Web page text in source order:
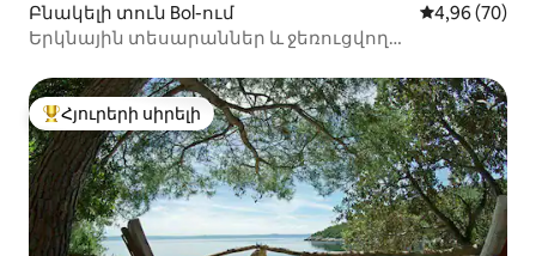
Բնակելի տուն Bol-ում Միջին
4,96 (70)
Երկնային տեսարաններ և ջեռուցվող
Հյուրերի սիրելի լավագույն տները
Հյուրերի սիրելի